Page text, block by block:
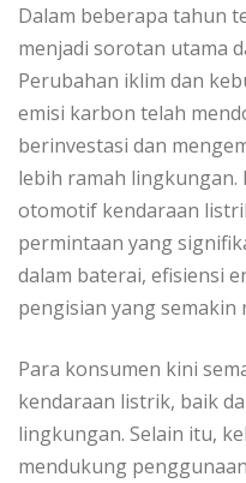
Dalam beberapa tahun
menjadi sorotan utama
Perubahan iklim dan
emisi karbon telah
berinvestasi dan
lebih ramah
otomotif kendaraan
permintaan yang
dalam baterai, efisiensi
pengisian yang semakin
Para konsumen kini
kendaraan listrik, baik
lingkungan. Selain itu,
mendukung